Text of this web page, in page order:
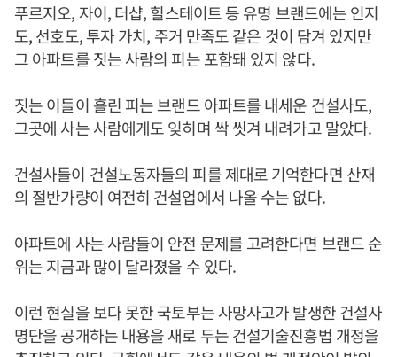
푸르지오, 자이, 더샵, 힐스테이트 등 유명 브랜드에는 인지
도, 선호도, 투자 가치, 주거 만족도 같은 것이 담겨 있지만
그 아파트를 짓는 사람의 피는 포함돼 있지 않다.
짓는 이들이 흘린 피는 브랜드 아파트를 내세운 건설사도,
그곳에 사는 사람에게도 잊히며 싹 씻겨 내려가고 말았다.
건설사들이 건설노동자들의 피를 제대로 기억한다면 산재
의 절반가량이 여전히 건설업에서 나올 수는 없다.
아파트에 사는 사람들이 안전 문제를 고려한다면 브랜드 순
위는 지금과 많이 달라졌을 수 있다.
이런 현실을 보다 못한 국토부는 사망사고가 발생한 건설사
명단을 공개하는 내용을 새로 두는 건설기술진흥법 개정을